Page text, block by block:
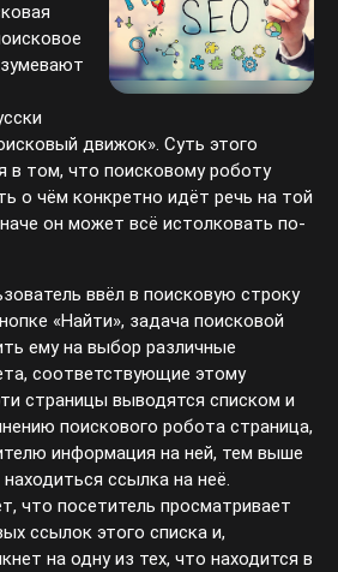
движок». Суть этого
в том, что поисковому роботу
о чём конкретно идёт речь на той
он может всё истолковать по-
ввёл в поисковую строку
«Найти», задача поисковой
ему на выбор различные
соответствующие этому
страницы выводятся списком и
поискового робота страница,
информация на ней, тем выше
ссылка на неё.
что посетитель просматривает
ссылок этого списка и,
на одну из тех, что находится в